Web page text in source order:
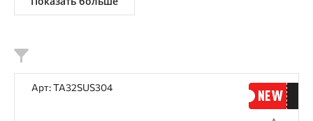
Принцип действия
Арт: TA32SUS304